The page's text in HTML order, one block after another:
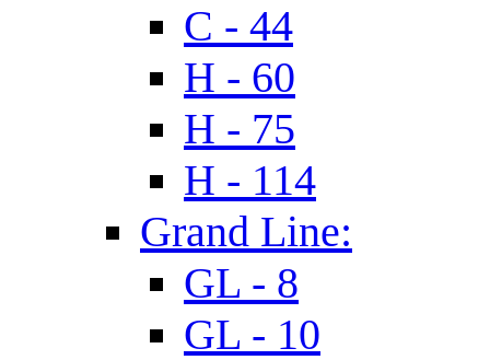
C - 44
H - 60
H - 75
H - 114
Grand Line:
GL - 8
GL - 10